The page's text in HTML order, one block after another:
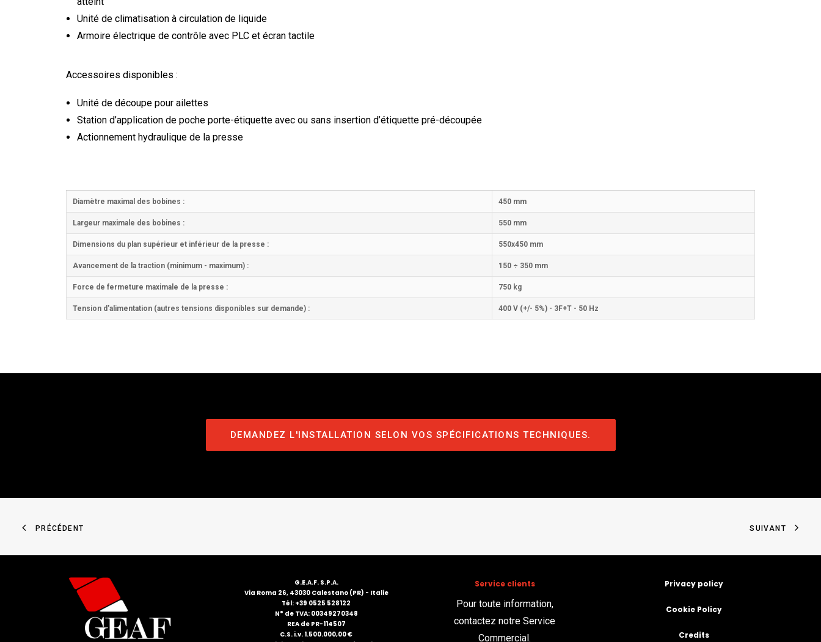
Unité de climatisation à circulation de liquide
Armoire électrique de contrôle avec PLC et écran tactile
Accessoires disponibles :
Unité de découpe pour ailettes
Station d’application de poche porte-étiquette avec ou sans insertion d’étiquette pré-découpée
Actionnement hydraulique de la presse
Diamètre maximal des bobines : 450 mm
Largeur maximale des bobines : 550 mm
Dimensions du plan supérieur et inférieur de la presse : 550x450 mm
Avancement de la traction (minimum - maximum) : 150 ÷ 350 mm
Force de fermeture maximale de la presse : 750 kg
Tension d'alimentation (autres tensions disponibles sur demande) : 400 V (+/- 5%) - 3F+T - 50 Hz
DEMANDEZ L'INSTALLATION SELON VOS SPÉCIFICATIONS TECHNIQUES.
PRÉCÉDENT SUIVANT
G.E.A.F. S.P.A.
Via Roma 26, 43030 Calestano (PR) - Italie
Tél: +39 0525 528122
N° de TVA: 00349270348
REA de PR-114507
C.S. i.v. 1.500.000,00 €
Service clients
Pour toute information,
contactez notre Service
Commercial.
Privacy policy
Cookie Policy
Credits